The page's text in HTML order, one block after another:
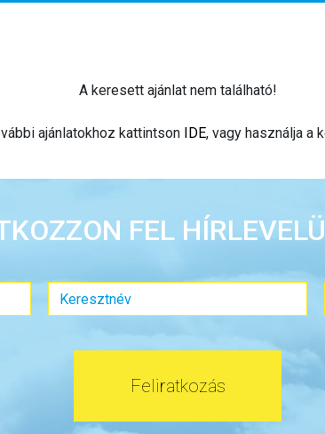
A keresett ajánlat nem található!
ajánlatokhoz kattintson IDE, vagy használja a
FEL
Feliratkozás